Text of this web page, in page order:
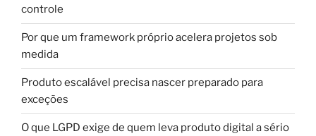
controle
Por que um framework próprio acelera projetos sob
medida
Produto escalável precisa nascer preparado para
exceções
O que LGPD exige de quem leva produto digital a sério